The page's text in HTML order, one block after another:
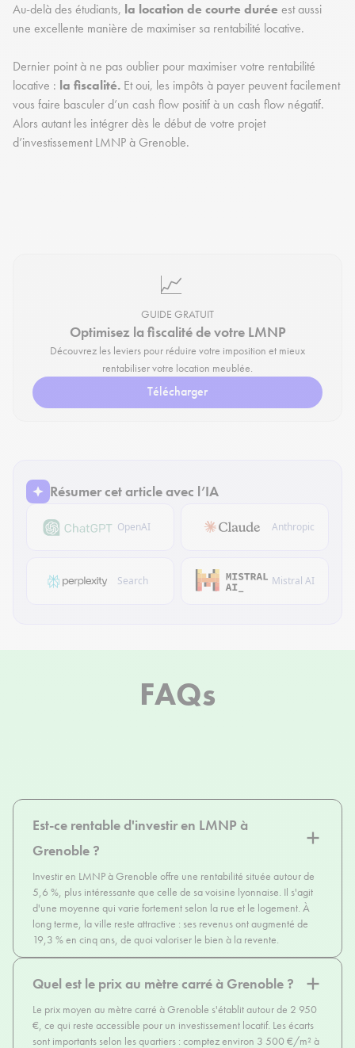
Au-delà des étudiants, la location de courte durée est aussi
une excellente manière de maximiser sa rentabilité locative.
Dernier point à ne pas oublier pour maximiser votre rentabilité
locative : la fiscalité. Et oui, les impôts à payer peuvent facilement
vous faire basculer d’un cash flow positif à un cash flow négatif.
Alors autant les intégrer dès le début de votre projet
d’investissement LMNP à Grenoble.
📈
GUIDE GRATUIT
Optimisez la fiscalité de votre LMNP
Découvrez les leviers pour réduire votre imposition et mieux
rentabiliser votre location meublée.
Télécharger
Résumer cet article avec l’IA
OpenAI Anthropic
Search Mistral AI
FAQs
Est-ce rentable d'investir en LMNP à
Grenoble ?
Investir en LMNP à Grenoble offre une rentabilité située autour de
5,6 %, plus intéressante que celle de sa voisine lyonnaise. Il s'agit
d'une moyenne qui varie fortement selon la rue et le logement. À
long terme, la ville reste attractive : ses revenus ont augmenté de
19,3 % en cinq ans, de quoi valoriser le bien à la revente.
Quel est le prix au mètre carré à Grenoble ?
Le prix moyen au mètre carré à Grenoble s'établit autour de 2 950
€, ce qui reste accessible pour un investissement locatif. Les écarts
sont importants selon les quartiers : comptez environ 3 500 €/m² à